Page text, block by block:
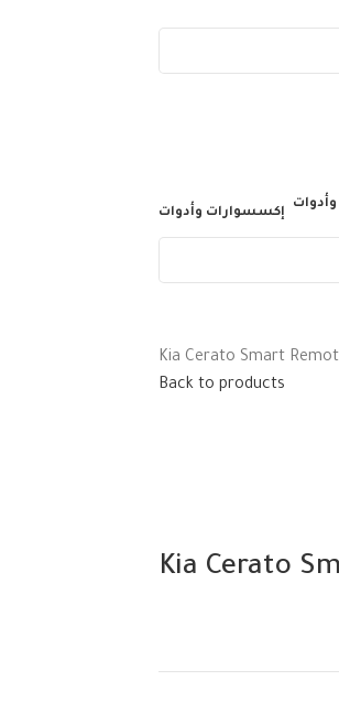
إكسسوارات وأدوات
Kia Cerato Smart
Back to products
Kia Cerato